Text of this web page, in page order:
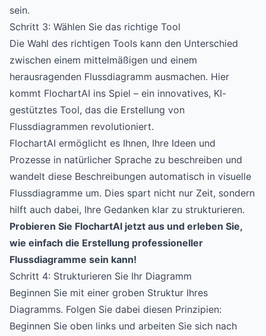
sein.
Schritt 3: Wählen Sie das richtige Tool
Die Wahl des richtigen Tools kann den Unterschied
zwischen einem mittelmäßigen und einem
herausragenden Flussdiagramm ausmachen. Hier
kommt FlochartAI ins Spiel – ein innovatives, KI-
gestütztes Tool, das die Erstellung von
Flussdiagrammen revolutioniert.
FlochartAI ermöglicht es Ihnen, Ihre Ideen und
Prozesse in natürlicher Sprache zu beschreiben und
wandelt diese Beschreibungen automatisch in visuelle
Flussdiagramme um. Dies spart nicht nur Zeit, sondern
hilft auch dabei, Ihre Gedanken klar zu strukturieren.
Probieren Sie FlochartAI jetzt aus und erleben Sie,
wie einfach die Erstellung professioneller
Flussdiagramme sein kann!
Schritt 4: Strukturieren Sie Ihr Diagramm
Beginnen Sie mit einer groben Struktur Ihres
Diagramms. Folgen Sie dabei diesen Prinzipien:
Beginnen Sie oben links und arbeiten Sie sich nach